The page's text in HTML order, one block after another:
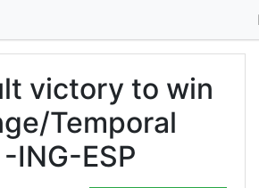
victory to win
Temporal
ING-ESP